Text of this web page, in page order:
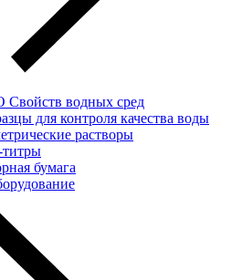
Свойств водных сред
для контроля качества воды
растворы
титры
бумага